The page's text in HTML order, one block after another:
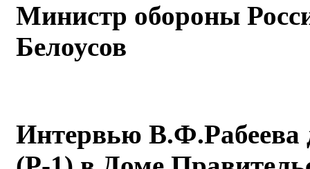
Министр обороны
Белоусов
Интервью В.Ф.Рабеева